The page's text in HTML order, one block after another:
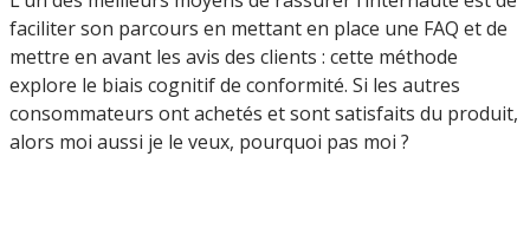
faciliter son parcours en mettant en place une FAQ et de
mettre en avant les avis des clients : cette méthode
explore le biais cognitif de conformité. Si les autres
consommateurs ont achetés et sont satisfaits du produit,
alors moi aussi je le veux, pourquoi pas moi ?